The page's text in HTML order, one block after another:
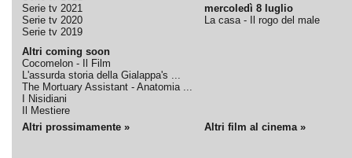
Serie tv 2021
Serie tv 2020
Serie tv 2019
Altri coming soon
Cocomelon - Il Film
L'assurda storia della Gialappa's ...
The Mortuary Assistant - Anatomia ...
I Nisidiani
Il Mestiere
mercoledì 8 luglio
La casa - Il rogo del male
Altri prossimamente » Altri film al cinema »